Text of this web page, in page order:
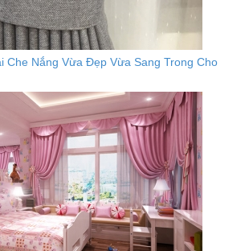
Che Nắng Vừa Đẹp Vừa Sang Trong Cho